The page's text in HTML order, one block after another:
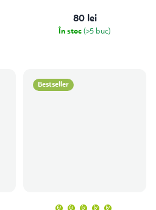
80 lei
În stoc (>5 buc)
Bestseller